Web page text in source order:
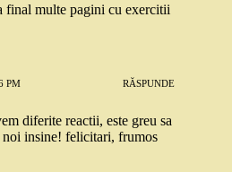
final multe pagini cu exercitii
PM RĂSPUNDE
diferite reactii, este greu sa
noi insine! felicitari, frumos